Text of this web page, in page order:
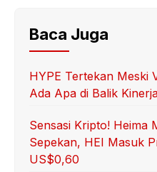
Baca Juga
HYPE Tertekan Meski
Ada Apa di Balik
Sensasi Kripto! Heima
Sepekan, HEI Masuk
US$0,60